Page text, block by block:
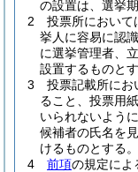
の設置は、選挙
2
投票所において
挙人に容易に認
に選挙管理者、
設置するものとす
3
投票記載所にお
ること、投票用
いられないよう
候補者の氏名を
けるものとする。
4
前項の規定によ